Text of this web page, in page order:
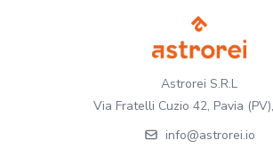
Astrorei S.R.L
Via Fratelli Cuzio 42, Pavia
info@astrorei.io